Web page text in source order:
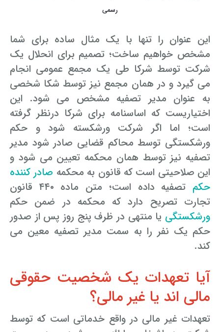
رسمی
این عنوان را تنها با یک مثال ساده برای شما
مشخص خواهیم ساخت؛ تصمیم برای انحلال یک
شرکت توسط شرکا طی یک مجمع عمومی انجام
می گیرد و در همان مجمع نیز توسط شکا شخصی
به عنوان مدیر تصفیه مشخص می شود. این
اختیاریست که اساسنامه برای شرکا درنظر گرفته
است؛ اما اگر شرکت ورشکسته شود و حکم
ورشکستگی توسط محاکم قضایی صادر شود مدیر
تصفیه نیز توسط همان محکمه تعیین می شود و
این صلاحیتی است که قانون به محکمه صادر کننده
حکم
تصفیه داده است؛ متن ماده ۴۴۰ قانون
تجارت تصریح دارد که محکمه در ضمن حکم
ورشکستگی یا منتهی در ظرف پنج روز پس از صدور
حکم یک نفر را به سمت مدیر تصفیه معین می
کند.
آیا تعهدات یک شخصیت حقوقی
مالی اند یا غیر مالی؟
تعهدات غیر مالی در واقع خدماتی است که توسط